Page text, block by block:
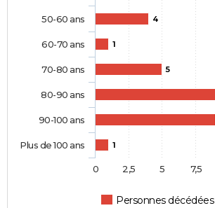
4
1
5
1
Personnes décédées
50-60 ans
60-70 ans
70-80 ans
80-90 ans
90-100 ans
Plus de 100 ans
0 2,5 5 7,5